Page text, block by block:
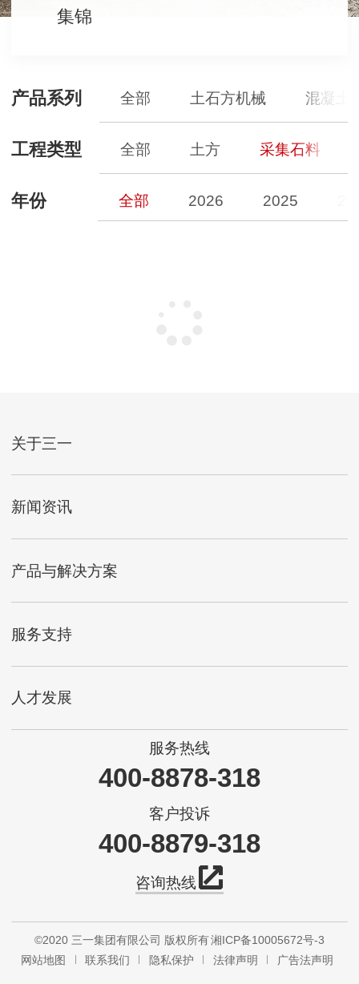
集锦
产品系列 全部 土石方机械 混凝土
工程类型 全部 土方 采集石料
年份 全部 2026 2025
关于三一
新闻资讯
产品与解决方案
服务支持
人才发展
服务热线
400-8878-318
客户投诉
400-8879-318
咨询热线
©2020 三一集团有限公司 版权所有湘ICP备10005672号-3
网站地图
联系我们 隐私保护 法律声明 广告法声明